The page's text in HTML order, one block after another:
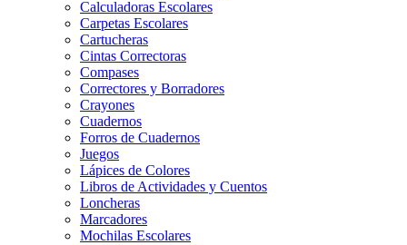
Calculadoras Escolares
Carpetas Escolares
Cartucheras
Cintas Correctoras
Compases
Correctores y Borradores
Crayones
Cuadernos
Forros de Cuadernos
Juegos
Lápices de Colores
Libros de Actividades y Cuentos
Loncheras
Marcadores
Mochilas Escolares